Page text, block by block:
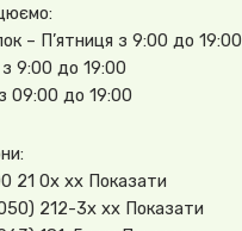
– П’ятниця з 9:00 до 19:00
9:00 до 19:00
09:00 до 19:00
21 0x xxПоказати
212-3x xxПоказати